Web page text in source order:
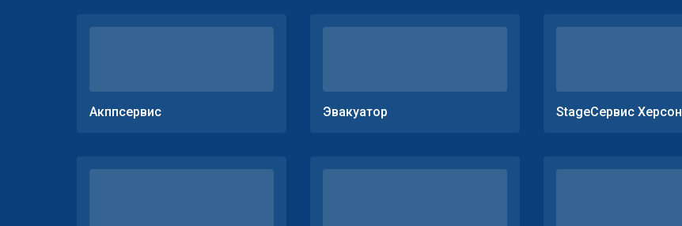
Акппсервис Эвакуатор StageСервис Херсон